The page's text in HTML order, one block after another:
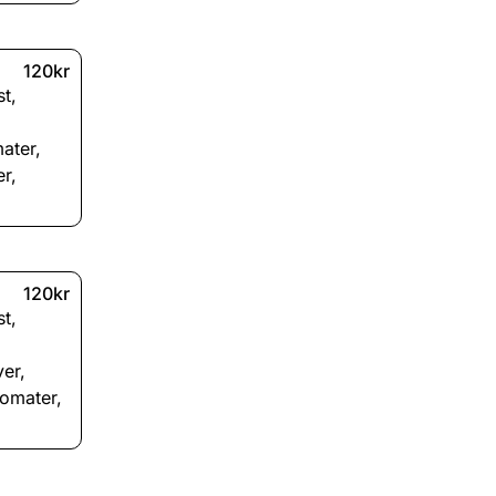
120kr
,
,
,
120kr
,
,
,